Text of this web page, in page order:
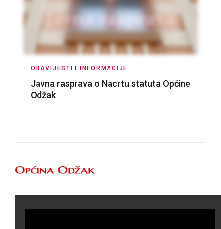
OBAVIJESTI I INFORMACIJE
Javna rasprava o Nacrtu statuta Općine
Odžak